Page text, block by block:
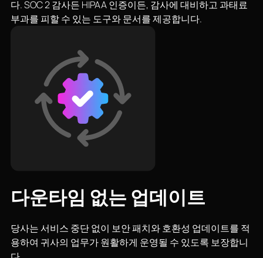
다. SOC 2 감사든 HIPAA 인증이든, 감사에 대비하고 과태료
부과를 피할 수 있는 도구와 문서를 제공합니다.
다운타임 없는 업데이트
당사는 서비스 중단 없이 보안 패치와 호환성 업데이트를 적
용하여 귀사의 업무가 원활하게 운영될 수 있도록 보장합니